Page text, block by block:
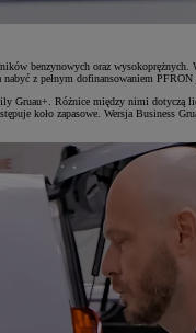
benzynowych oraz
z pełnym dofinansowaniem PFRON
Różnice między nimi dotyczą
koło zapasowe. Wersja Business